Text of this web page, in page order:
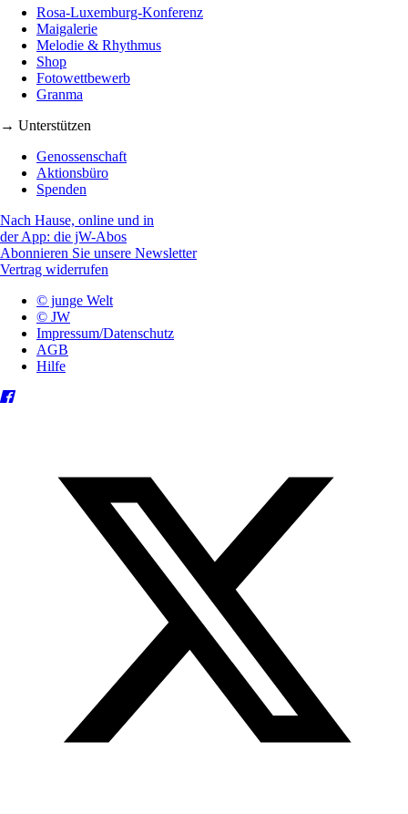
Rosa-Luxemburg-Konferenz
Maigalerie
Melodie & Rhythmus
Shop
Fotowettbewerb
Granma
→ Unterstützen
Genossenschaft
Aktionsbüro
Spenden
Nach Hause, online und in
der App: die jW-Abos
Abonnieren Sie unsere Newsletter
Vertrag widerrufen
© junge Welt
© JW
Impressum/Datenschutz
AGB
Hilfe